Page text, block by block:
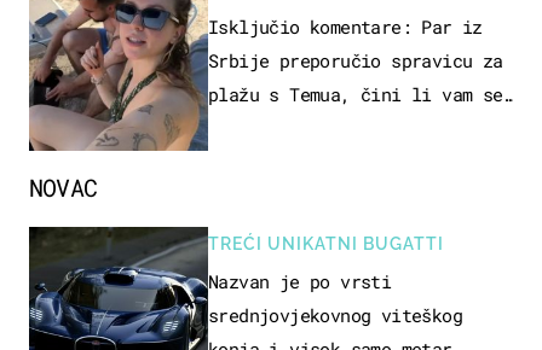
Isključio komentare: Par iz
Srbije preporučio spravicu za
plažu s Temua, čini li vam se
NOVAC
TREĆI UNIKATNI BUGATTI
Nazvan je po vrsti
srednjovjekovnog viteškog